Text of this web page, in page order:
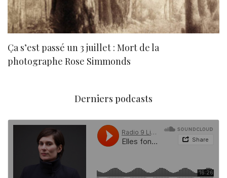
Ça s’est passé un 3 juillet : Mort de la
photographe Rose Simmonds
Derniers podcasts